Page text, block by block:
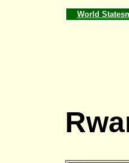
World